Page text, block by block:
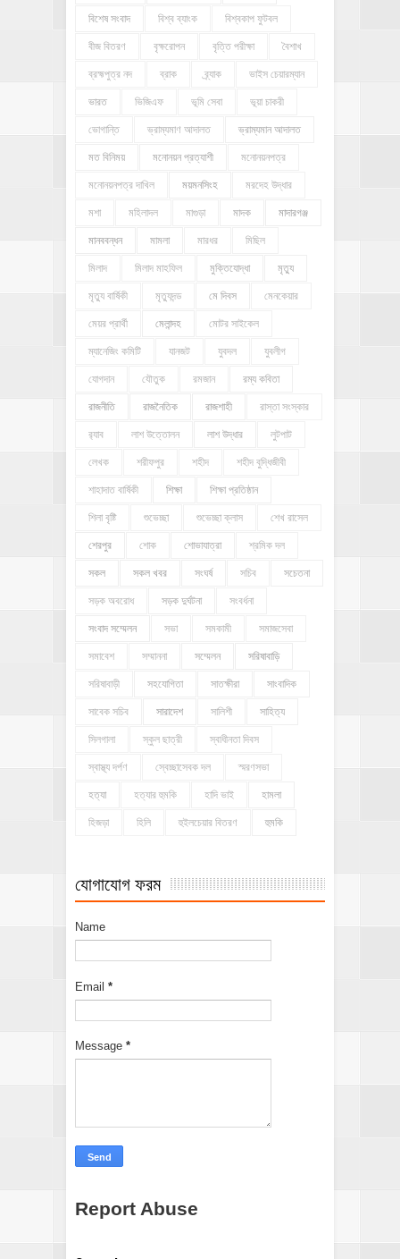
বিশেষ সংবাদ বিশ্ব ব্যাংক বিশ্বকাপ ফুটবল
বীজ বিতরণ বৃক্ষরোপন বৃত্তি পরীক্ষা বৈশাখ
ব্রহ্মপুত্র নদ ব্রাক ব্র্যাক ভাইস চেয়ারম্যান
ভারত ভিজিএফ ভূমি সেবা ভূয়া চাকরী
ভোগান্তি ভ্রাম্যমাণ আদালত ভ্রাম্যমান আদালত
মত বিনিময় মনোনয়ন প্রত্যাশী মনোনয়নপত্র
মনোনয়নপত্র দাখিল ময়মনসিংহ মরদেহ উদ্ধার
মশা মহিলাদল মাগুড়া মাদক মাদারগঞ্জ
মানববন্ধন মামলা মারধর মিছিল
মিলাদ মিলাদ মাহফিল মুক্তিযোদ্ধা মৃত্যু
মৃত্যু বার্ষিকী মৃত্যুদন্ড মে দিবস মেনকেয়ার
মেয়র প্রার্থী মেলান্দহ মোটর সাইকেল
ম্যানেজিং কমিটি যানজট যুবদল যুবলীগ
যোগদান যৌতুক রমজান রম্য কবিতা
রাজনীতি রাজনৈতিক রাজশাহী রাস্তা সংস্কার
র‍্যাব লাশ উত্তোলন লাশ উদ্ধার লুটপাট
লেখক শরীফপুর শহীদ শহীদ বুদ্ধিজীবী
শাহাদাত বার্ষিকী শিক্ষা শিক্ষা প্রতিষ্ঠান
শিলা বৃষ্টি শুভেচ্ছা শুভেচ্ছা ক্লাস শেখ রাসেল
শেরপুর শোক শোভাযাত্রা শ্রমিক দল
সকল সকল খবর সংঘর্ষ সচিব সচেতনা
সড়ক অবরোধ সড়ক দুর্ঘটনা সংবর্ধনা
সংবাদ সম্মেলন সভা সমকামী সমাজসেবা
সমাবেশ সম্মাননা সম্মেলন সরিষাবাড়ি
সরিষাবাড়ী সহযোগিতা সাতক্ষীরা সাংবাদিক
সাবেক সচিব সারাদেশ সালিশী সাহিত্য
সিলগালা স্কুল ছাত্রী স্বাধীনতা দিবস
স্বাস্থ্য দর্পণ স্বেচ্ছাসেবক দল স্মরণসভা
হত্যা হত্যার হুমকি হাদি ভাই হামলা
হিজড়া হিলি হুইলচেয়ার বিতরণ হুমকি
যোগাযোগ ফরম
Name
Email *
Message *
Report Abuse